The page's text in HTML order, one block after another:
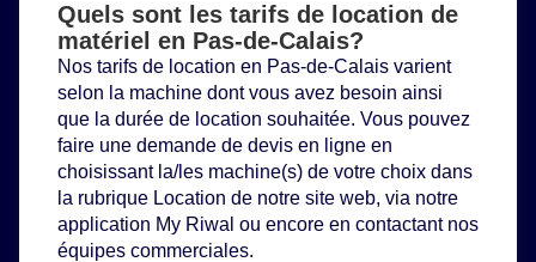
Quels sont les tarifs de location de
matériel en Pas-de-Calais?
Nos tarifs de location en Pas-de-Calais varient
selon la machine dont vous avez besoin ainsi
que la durée de location souhaitée. Vous pouvez
faire une demande de devis en ligne en
choisissant la/les machine(s) de votre choix dans
la rubrique Location de notre site web, via notre
application My Riwal ou encore en contactant nos
équipes commerciales.